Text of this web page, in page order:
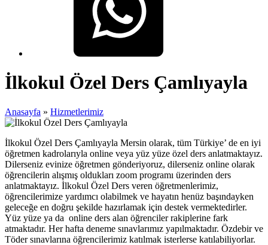
İlkokul Özel Ders Çamlıyayla
Anasayfa » Hizmetlerimiz
İlkokul Özel Ders Çamlıyayla Mersin olarak, tüm Türkiye’ de en iyi
öğretmen kadrolarıyla online veya yüz yüze özel ders anlatmaktayız.
Dilerseniz evinize öğretmen gönderiyoruz, dilerseniz online olarak
öğrencilerin alışmış oldukları zoom programı üzerinden ders
anlatmaktayız. İlkokul Özel Ders veren öğretmenlerimiz,
öğrencilerimize yardımcı olabilmek ve hayatın henüz başındayken
geleceğe en doğru şekilde hazırlamak için destek vermektedirler.
Yüz yüze ya da online ders alan öğrenciler rakiplerine fark
atmaktadır. Her hafta deneme sınavlarımız yapılmaktadır. Özdebir ve
Töder sınavlarına öğrencilerimiz katılmak isterlerse katılabiliyorlar.